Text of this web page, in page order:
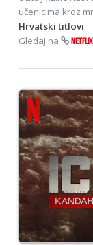
učenicima kroz
Hrvatski titlovi
Gledaj na